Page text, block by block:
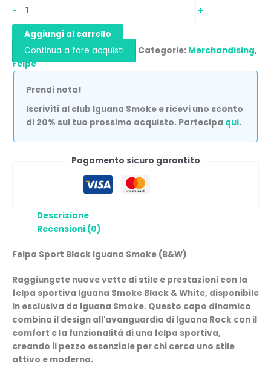
- +
Aggiungi al carrello
Continua a fare acquisti
Categorie: Merchandising,
Felpe
Prendi nota!
Iscriviti al club Iguana Smoke e ricevi uno sconto
di 20% sul tuo prossimo acquisto. Partecipa qui.
Pagamento sicuro garantito
Descrizione
Recensioni (0)
Felpa Sport Black Iguana Smoke (B&W)
Raggiungete nuove vette di stile e prestazioni con la
felpa sportiva Iguana Smoke Black & White, disponibile
in esclusiva da Iguana Smoke. Questo capo dinamico
combina il design all'avanguardia di Iguana Rock con il
comfort e la funzionalità di una felpa sportiva,
creando il pezzo essenziale per chi cerca uno stile
attivo e moderno.